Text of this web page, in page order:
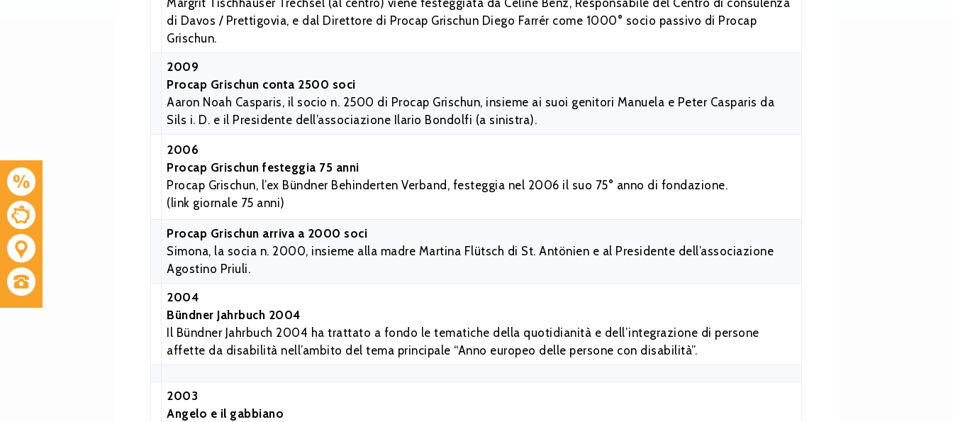
Margrit Tischhauser Trechsel (al centro) viene festeggiata da Céline Benz, Responsabile del Centro di consulenza
di Davos / Prettigovia, e dal Direttore di Procap Grischun Diego Farrér come 1000° socio passivo di Procap
Grischun.
2009
Procap Grischun conta 2500 soci
Aaron Noah Casparis, il socio n. 2500 di Procap Grischun, insieme ai suoi genitori Manuela e Peter Casparis da
Sils i. D. e il Presidente dell’associazione Ilario Bondolfi (a sinistra).
2006
Procap Grischun festeggia 75 anni
Procap Grischun, l’ex Bündner Behinderten Verband, festeggia nel 2006 il suo 75° anno di fondazione.
(link giornale 75 anni)
Procap Grischun arriva a 2000 soci
Simona, la socia n. 2000, insieme alla madre Martina Flütsch di St. Antönien e al Presidente dell’associazione
Agostino Priuli.
2004
Bündner Jahrbuch 2004
Il Bündner Jahrbuch 2004 ha trattato a fondo le tematiche della quotidianità e dell’integrazione di persone
affette da disabilità nell’ambito del tema principale “Anno europeo delle persone con disabilità”.
2003
Angelo e il gabbiano